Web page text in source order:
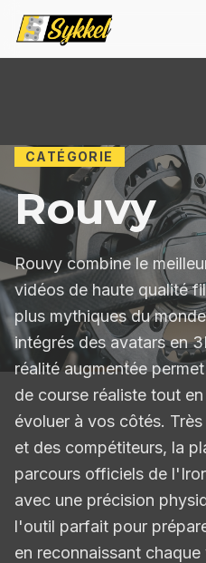
Les articles
CATÉGORIE
Rouvy
Rouvy combine le
vidéos de haute qualité
plus mythiques du
intégrés des avatars en
réalité augmentée
de course réaliste tout
évoluer à vos côtés.
et des compétiteurs, la
parcours officiels de
avec une précision
l'outil parfait pour
en reconnaissant